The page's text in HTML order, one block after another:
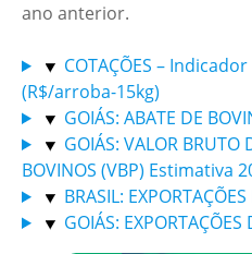
ano anterior.
COTAÇÕES –
(R$/arroba-15kg)
GOIÁS: ABATE DE
GOIÁS: VALOR BRUTO
BOVINOS (VBP) Estimativa
BRASIL:
GOIÁS: